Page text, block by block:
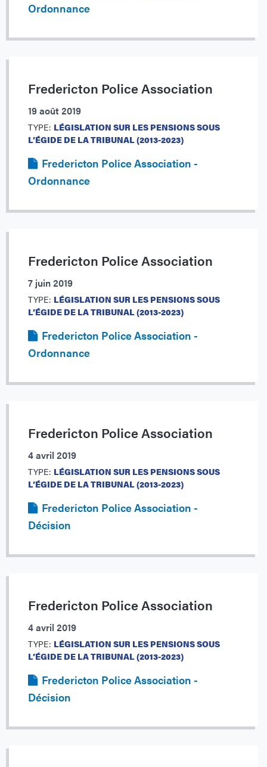
Ordonnance
Fredericton Police Association
19 août 2019
TYPE: LÉGISLATION SUR LES PENSIONS SOUS
L’ÉGIDE DE LA TRIBUNAL (2013-2023)
Fredericton Police Association -
Ordonnance
Fredericton Police Association
7 juin 2019
TYPE: LÉGISLATION SUR LES PENSIONS SOUS
L’ÉGIDE DE LA TRIBUNAL (2013-2023)
Fredericton Police Association -
Ordonnance
Fredericton Police Association
4 avril 2019
TYPE: LÉGISLATION SUR LES PENSIONS SOUS
L’ÉGIDE DE LA TRIBUNAL (2013-2023)
Fredericton Police Association -
Décision
Fredericton Police Association
4 avril 2019
TYPE: LÉGISLATION SUR LES PENSIONS SOUS
L’ÉGIDE DE LA TRIBUNAL (2013-2023)
Fredericton Police Association -
Décision